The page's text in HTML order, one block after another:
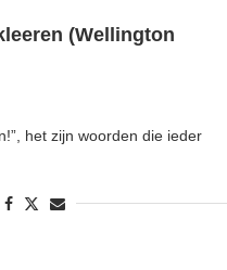
(Wellington
het zijn woorden die ieder